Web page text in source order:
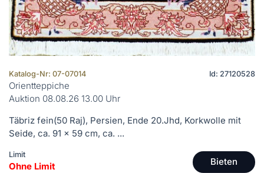
Katalog-Nr: 07-07014 Id: 27120528
Orientteppiche
Auktion 08.08.26 13.00 Uhr
Täbriz fein(50 Raj), Persien, Ende 20.Jhd, Korkwolle mit
Seide, ca. 91 x 59 cm, ca. ...
Limit
Ohne Limit Bieten